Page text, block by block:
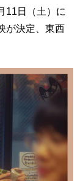
11日（土）に
が決定、東西